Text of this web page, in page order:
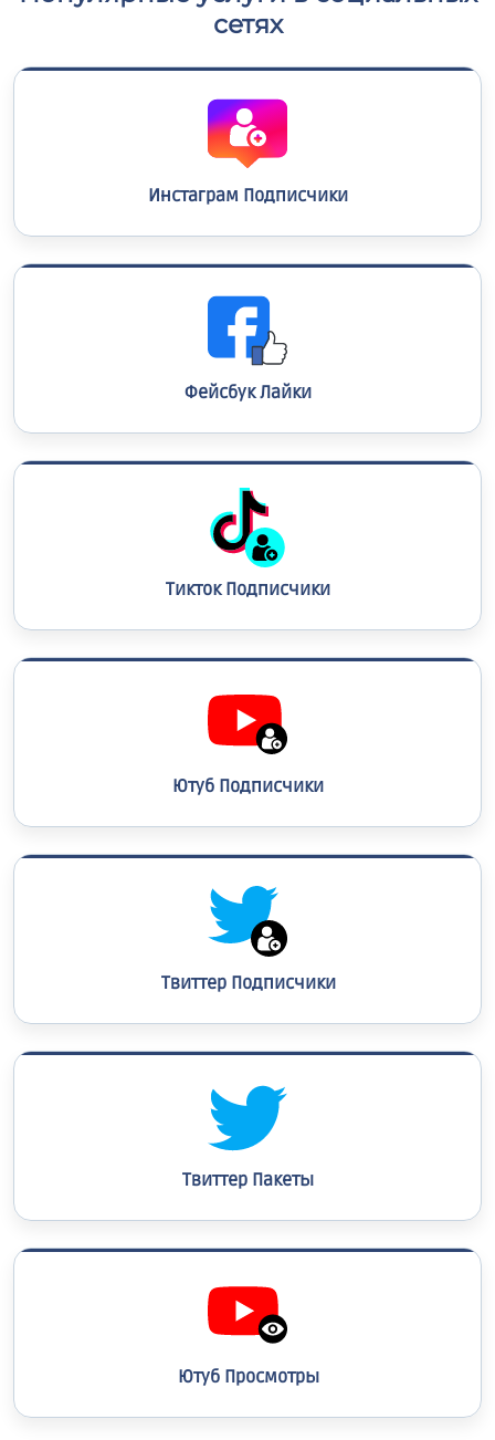
сетях
Инстаграм Подписчики
Фейсбук Лайки
Тикток Подписчики
Ютуб Подписчики
Твиттер Подписчики
Твиттер Пакеты
Ютуб Просмотры